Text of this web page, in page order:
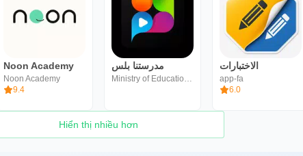
Noon Academy
Noon Academy
9.4
مدرستنا بلس
Ministry of Education and Technical Education
الاختبارات
app-fa
6.0
Hiển thị nhiều hơn